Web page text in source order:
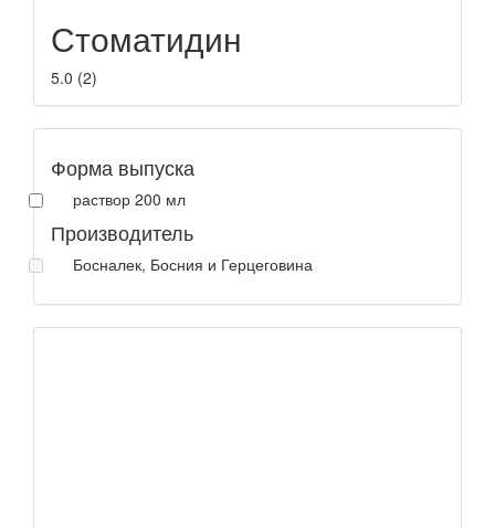
Стоматидин
5.0 (2)
Форма выпуска
раствор 200 мл
Производитель
Босналек, Босния и Герцеговина